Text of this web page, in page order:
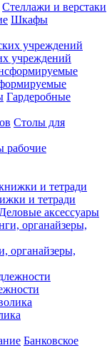
Стеллажи и верстаки
Шкафы
учреждений
Гардеробные
Столы для
рабочие
и тетради
Деловые аксессуары
органайзеры,
Банковское